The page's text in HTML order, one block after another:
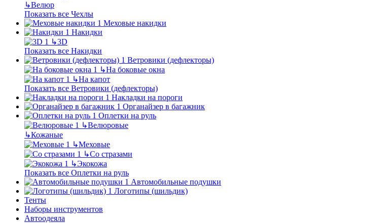
↳Велюр
Показать все Чехлы
Меховые накидки
Накидки
↳3D
Показать все Накидки
Ветровики (дефлекторы)
↳На боковые окна
↳На капот
Показать все Ветровики (дефлекторы)
Накладки на пороги
Органайзер в багажник
Оплетки на руль
↳Велюровые
↳Кожаные
↳Меховые
↳Со стразами
↳Экокожа
Показать все Оплетки на руль
Автомобильные подушки
Логотипы (шильдик)
Тенты
Наборы инструментов
Автоодеяла